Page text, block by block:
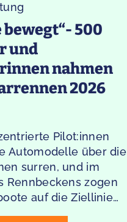
bewegt“- 500
und
nahmen
2026
Pilot:innen
Automodelle über die
surren, und im
Rennbeckens zogen
auf die Ziellinie